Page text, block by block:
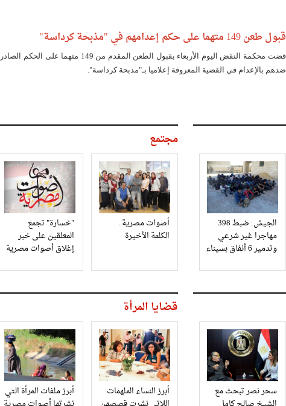
قبول طعن 149 متهما على حكم إعدامهم في "مذبحة كرداسة"
قضت محكمة النقض اليوم الأربعاء بقبول الطعن المقدم من 149 متهما على الحكم الصادر
ضدهم بالإعدام في القضية المعروفة إعلاميا بـ"مذبحة كرداسة".
الجيش: ضبط 398
مهاجرا غير شرعي
وتدمير 6 أنفاق بسيناء
مجتمع
أصوات مصرية..
الكلمة الأخيرة
"خسارة" تجمع
المعلقين على خبر
إغلاق أصوات مصرية
سحر نصر تبحث مع
قضايا المرأة
أبرز النساء الملهمات
أبرز ملفات المرأة التي